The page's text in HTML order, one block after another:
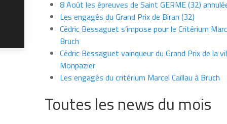
8 Août les épreuves de Saint GERME (32)
Les engagés du Grand Prix de Biran (32)
Cédric Bessaguet s’impose pour le Critérium
Bruch
Cédric Bessaguet vainqueur du Grand Prix de la
Monpazier
Les engagés du critérium Marcel Caillau à Bruch
Toutes les news du mois